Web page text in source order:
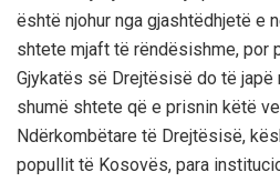
është njohur nga gjashtëdhjetë e
shtete mjaft të rëndësishme, por
Gjykatës së Drejtësisë do të japë
shumë shtete që e prisnin këtë
Ndërkombëtare të Drejtësisë,
popullit të Kosovës, para